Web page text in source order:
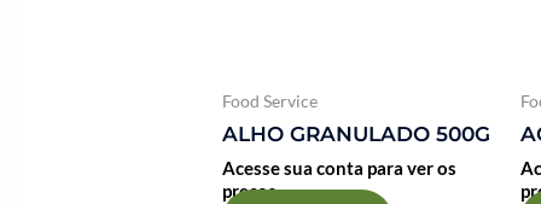
Food Service
ALHO GRANULADO 500G
Acesse sua conta para ver os
preços